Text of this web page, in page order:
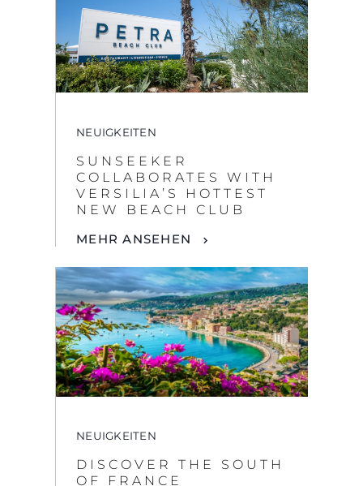
NEUIGKEITEN
SUNSEEKER
COLLABORATES WITH
VERSILIA’S HOTTEST
NEW BEACH CLUB
NEUIGKEITEN
DISCOVER THE SOUTH
OF FRANCE
MEHR ANSEHEN